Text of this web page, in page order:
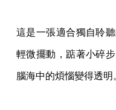
這是一張適合獨自聆
輕微擺動，踮著小碎
腦海中的煩惱變得透明